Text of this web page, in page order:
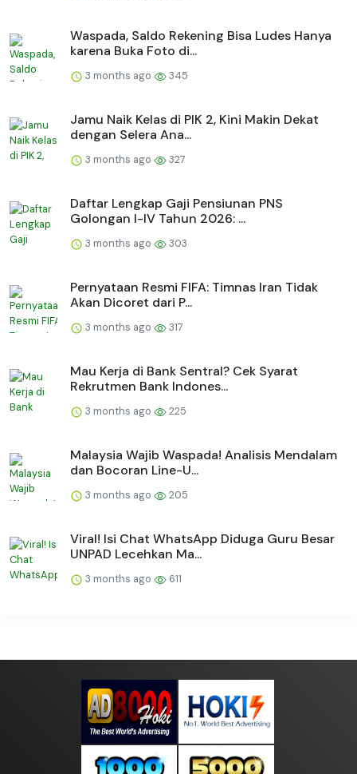
Waspada, Saldo Rekening Bisa Ludes Hanya
karena Buka Foto di...
3 months ago 345
Jamu Naik Kelas di PIK 2, Kini Makin Dekat
dengan Selera Ana...
3 months ago 327
Daftar Lengkap Gaji Pensiunan PNS
Golongan I-IV Tahun 2026: ...
3 months ago 303
Pernyataan Resmi FIFA: Timnas Iran Tidak
Akan Dicoret dari P...
3 months ago 317
Mau Kerja di Bank Sentral? Cek Syarat
Rekrutmen Bank Indones...
3 months ago 225
Malaysia Wajib Waspada! Analisis Mendalam
dan Bocoran Line-U...
3 months ago 205
Viral! Isi Chat WhatsApp Diduga Guru Besar
UNPAD Lecehkan Ma...
3 months ago 611